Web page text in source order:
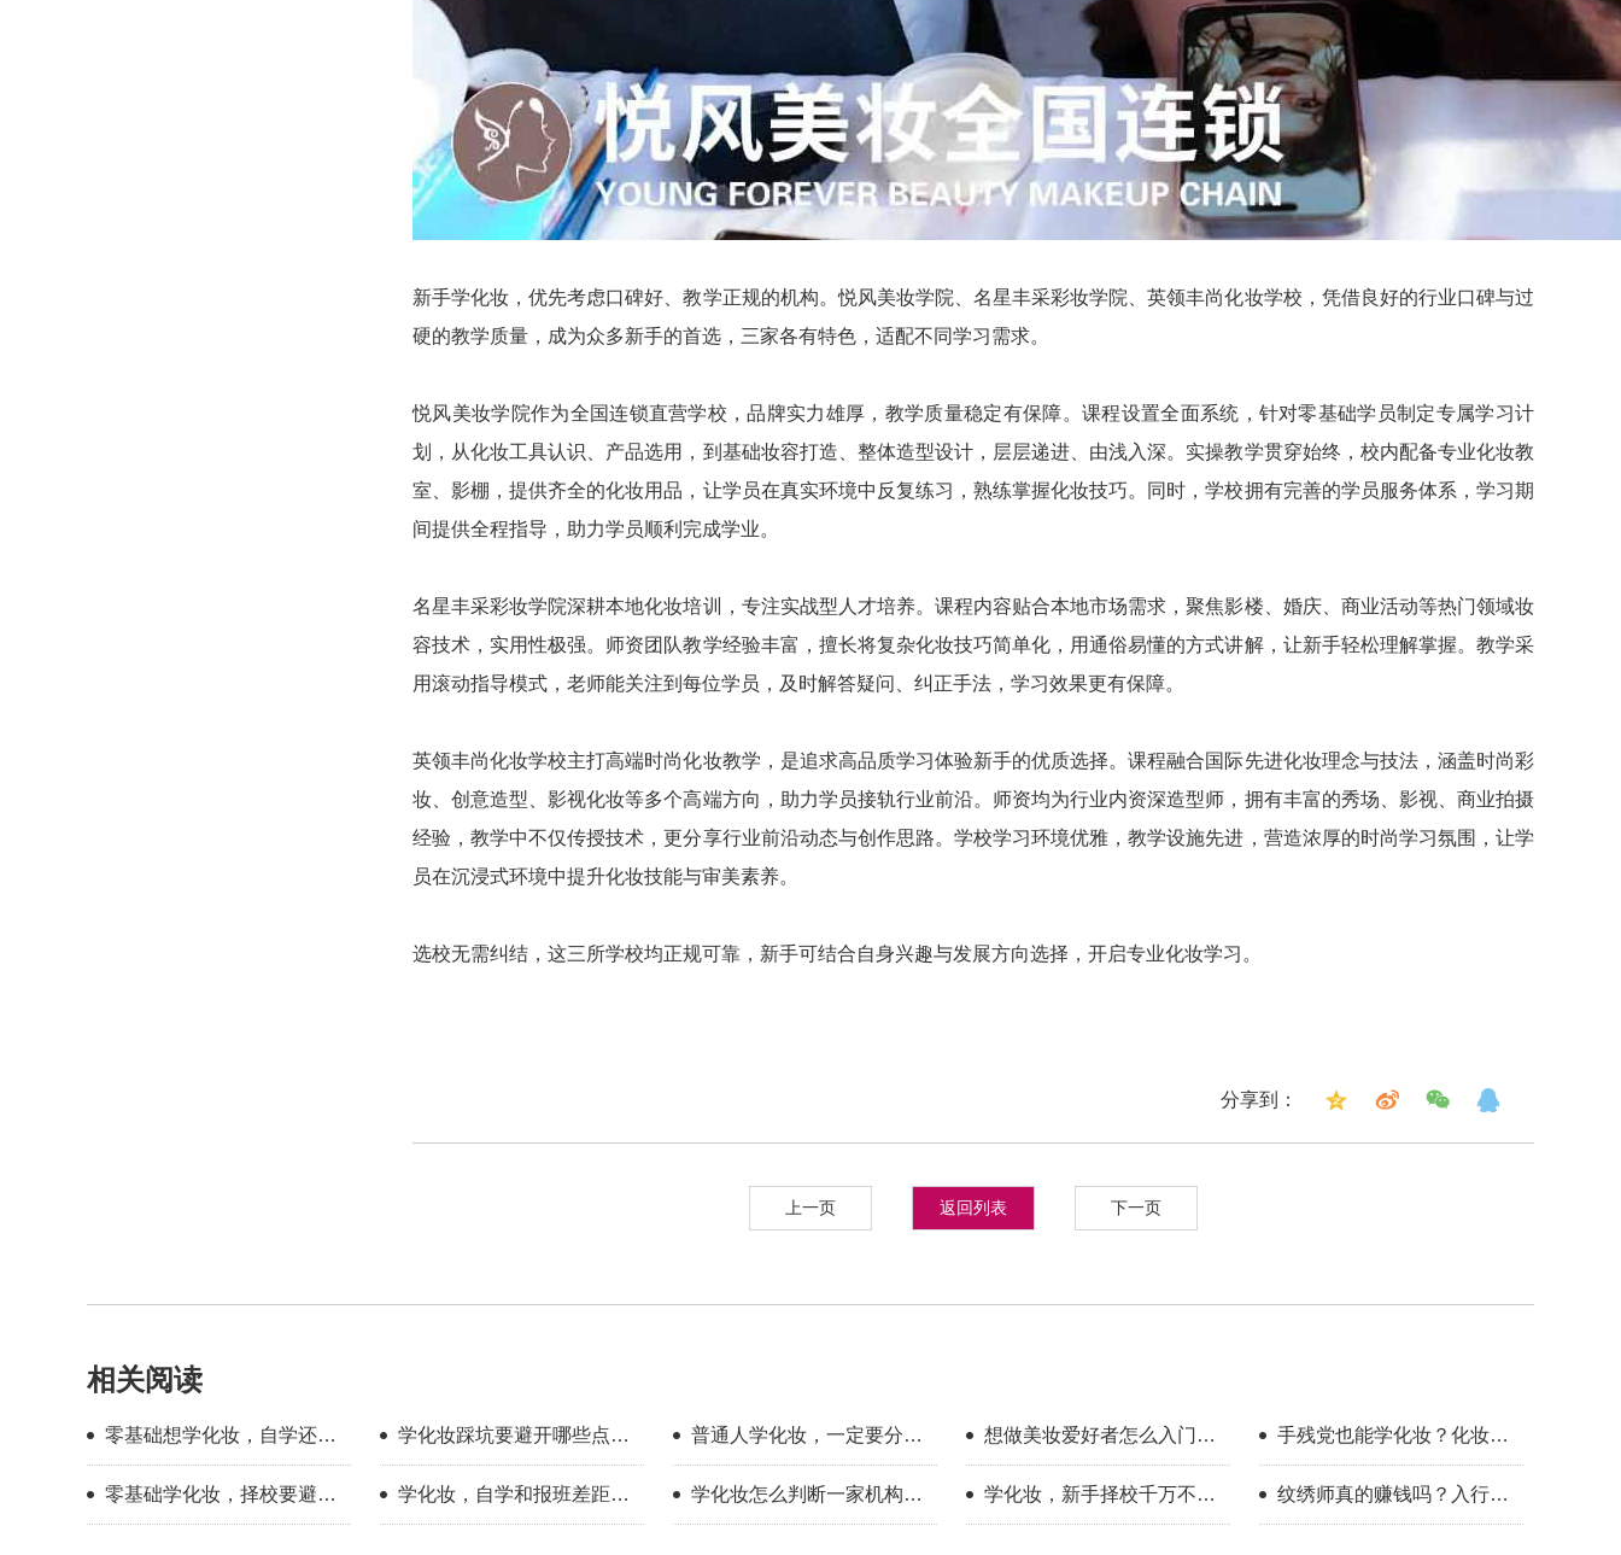
新手学化妆，优先考虑口碑好、教学正规的机构。悦风美妆学院、名星丰采彩妆学院、英领丰尚化妆学校，凭借良好的行业口碑与过
硬的教学质量，成为众多新手的首选，三家各有特色，适配不同学习需求。
悦风美妆学院作为全国连锁直营学校，品牌实力雄厚，教学质量稳定有保障。课程设置全面系统，针对零基础学员制定专属学习计
划，从化妆工具认识、产品选用，到基础妆容打造、整体造型设计，层层递进、由浅入深。实操教学贯穿始终，校内配备专业化妆教
室、影棚，提供齐全的化妆用品，让学员在真实环境中反复练习，熟练掌握化妆技巧。同时，学校拥有完善的学员服务体系，学习期
间提供全程指导，助力学员顺利完成学业。
名星丰采彩妆学院深耕本地化妆培训，专注实战型人才培养。课程内容贴合本地市场需求，聚焦影楼、婚庆、商业活动等热门领域妆
容技术，实用性极强。师资团队教学经验丰富，擅长将复杂化妆技巧简单化，用通俗易懂的方式讲解，让新手轻松理解掌握。教学采
用滚动指导模式，老师能关注到每位学员，及时解答疑问、纠正手法，学习效果更有保障。
英领丰尚化妆学校主打高端时尚化妆教学，是追求高品质学习体验新手的优质选择。课程融合国际先进化妆理念与技法，涵盖时尚彩
妆、创意造型、影视化妆等多个高端方向，助力学员接轨行业前沿。师资均为行业内资深造型师，拥有丰富的秀场、影视、商业拍摄
经验，教学中不仅传授技术，更分享行业前沿动态与创作思路。学校学习环境优雅，教学设施先进，营造浓厚的时尚学习氛围，让学
员在沉浸式环境中提升化妆技能与审美素养。
选校无需纠结，这三所学校均正规可靠，新手可结合自身兴趣与发展方向选择，开启专业化妆学习。
分享到：
相关阅读
零基础想学化妆，自学还是
找学校？过来人分享择校心
得
学化妆踩坑要避开哪些点？
新手择校干货分享
普通人学化妆，一定要分清
你的学习目标
想做美妆爱好者怎么入门？
新手入门完整流程指南
手残党也能学化妆？化妆学
校怎么选？
零基础学化妆，择校要避开
哪些误区？
学化妆，自学和报班差距到
底有多大？
学化妆怎么判断一家机构教
学靠不靠谱？
学化妆，新手择校千万不要
只看外表
纹绣师真的赚钱吗？入行半
年的真实感受
上一页 返回列表 下一页